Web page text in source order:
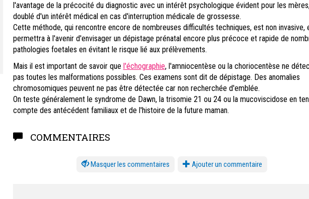
l'avantage de la précocité du diagnostic avec un intérêt psychologique évident pour les
doublé d'un intérêt médical en cas d'interruption médicale de grossesse.
Cette méthode, qui rencontre encore de nombreuses difficultés techniques, est non invasive,
permettra à l'avenir d'envisager un dépistage prénatal encore plus précoce et rapide de
pathologies foetales en évitant le risque lié aux prélèvements.
Mais il est important de savoir que l'échographie, l'amniocentèse ou la choriocentèse ne
pas toutes les malformations possibles. Ces examens sont dit de dépistage. Des anomalies
chromosomiques peuvent ne pas être détectée car non recherchée d'emblée.
On teste généralement le syndrome de Dawn, la trisomie 21 ou 24 ou la mucoviscidose en
compte des antécédent familiaux et de l'histoire de la future maman.
COMMENTAIRES
les commentaires Ajouter un commentaire